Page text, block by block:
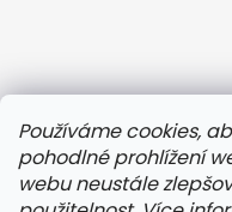
Používáme cookies,
pohodlné prohlížení
webu neustále